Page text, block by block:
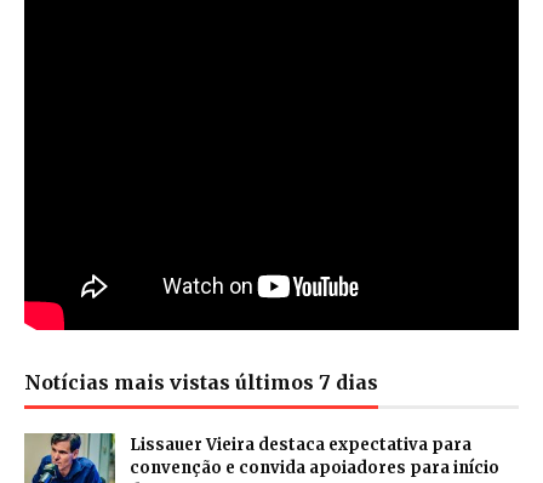
Notícias mais vistas últimos 7 dias
Lissauer Vieira destaca expectativa para
convenção e convida apoiadores para início